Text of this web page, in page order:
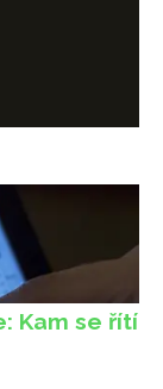
Kam se řítí